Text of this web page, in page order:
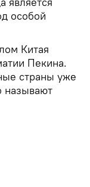
особой
Китая
Пекина.
страны уже
называют